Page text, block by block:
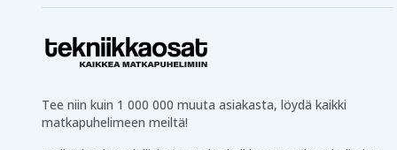
Tee niin kuin 1 000 000 muuta asiakasta, löydä kaikki
matkapuhelimeen meiltä!